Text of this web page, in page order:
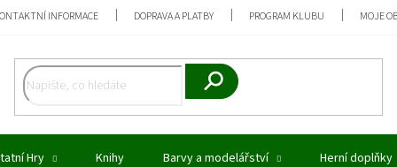
INFORMACE DOPRAVA A PLATBY PROGRAM KLUBU MOJE
Hry Knihy Barvy a modelářství Herní doplňky